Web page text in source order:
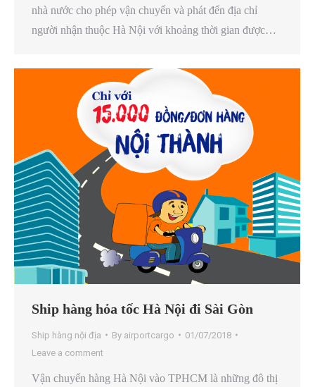
nhà nước cho phép vận chuyển và phát đển địa chỉ
người nhận thuộc Hà Nội với khoảng thời gian được…
Ship hàng hỏa tốc Hà Nội đi Sài Gòn
Ship hàng nội địa By airportcargo
01/07/2018
Leave a comment
Vận chuyển hàng Hà Nội vào TPHCM là những đô thị